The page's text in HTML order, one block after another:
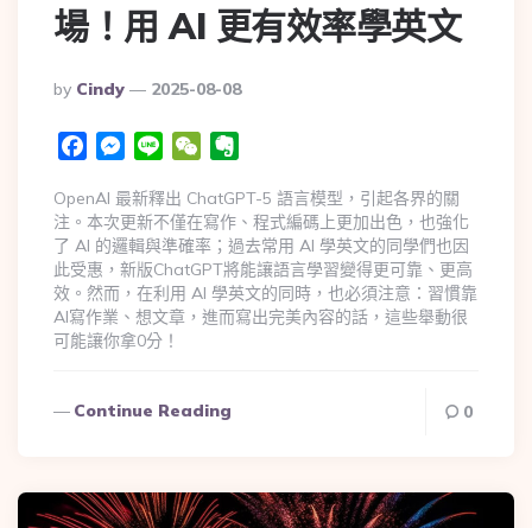
場！用 AI 更有效率學英文
By Cindy 2025-08-08
FacebookMessenger
Line WeChat
OpenAI 最新釋出 ChatGPT-5 語言模型，引起各界的關
注。本次更新不僅在寫作、程式編碼上更加出色，也強化
了 AI 的邏輯與準確率；過去常用 AI 學英文的同學們也因
此受惠，新版ChatGPT將能讓語言學習變得更可靠、更高
效。然而，在利用 AI 學英文的同時，也必須注意：習慣靠
AI寫作業、想文章，進而寫出完美內容的話，這些舉動很
可能讓你拿0分！
Continue Reading 0